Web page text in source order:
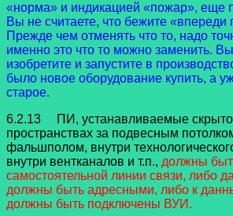
«норма» и индикацией «пожар», еще
Вы не считаете, что бежите «впереди
Прежде чем отменять что то, надо
именно это что то можно заменить.
изобретите и запустите в
было новое оборудование купить, а
старое.
6.2.13 ПИ, устанавливаемые
пространствах за подвесным
фальшполом, внутри
внутри вентканалов и т.п., должны
самостоятельной линии связи, либо
должны быть адресными, либо к
должны быть подключены ВУИ.